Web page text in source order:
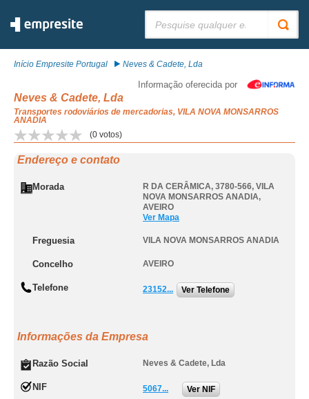
Início Empresite Portugal Neves & Cadete, Lda
Informação oferecida por
Neves & Cadete, Lda
Transportes rodoviários de mercadorias, VILA NOVA MONSARROS
ANADIA
(0 votos)
Endereço e contato
Morada R DA CERÂMICA, 3780-566, VILA
NOVA MONSARROS ANADIA,
AVEIRO
Ver Mapa
Freguesia VILA NOVA MONSARROS ANADIA
Concelho AVEIRO
Telefone 23152... Ver Telefone
Informações da Empresa
Razão Social Neves & Cadete, Lda
NIF 5067... Ver NIF